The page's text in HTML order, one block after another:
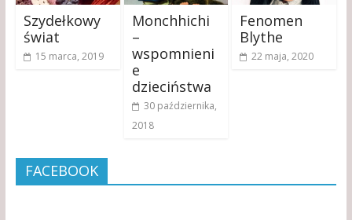
Szydełkowy
świat
15 marca, 2019
Monchhichi
–
wspomnieni
e
dzieciństwa
30 października,
2018
Fenomen
Blythe
22 maja, 2020
FACEBOOK